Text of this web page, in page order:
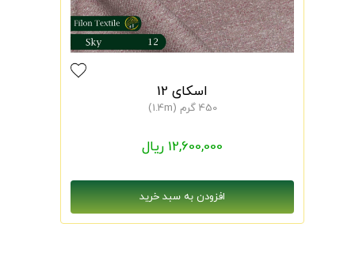
اسکای 12
450 گرم (1.4m)
12,600,000 ریال